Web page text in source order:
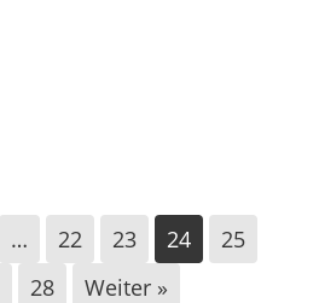
… 22 23 24
25
28 Weiter »